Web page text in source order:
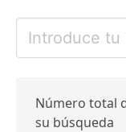
Número total
su búsqueda